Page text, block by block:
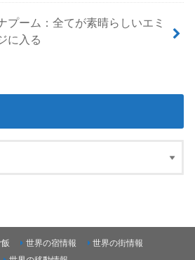
プーム：全てが素晴らしいエミ
に入る
世界の宿情報
世界の街情報